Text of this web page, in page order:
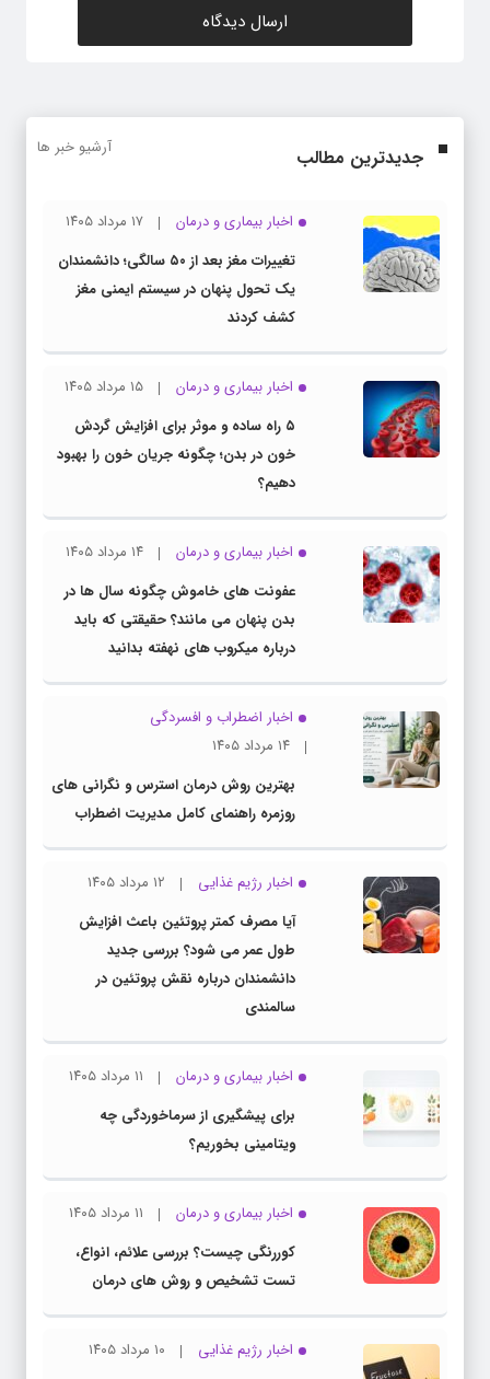
جدیدترین مطالب آرشیو خبر ها
اخبار بیماری و درمان
۱۷ مرداد ۱۴۰۵
تغییرات مغز بعد از ۵۰ سالگی؛ دانشمندان
یک تحول پنهان در سیستم ایمنی مغز
کشف کردند
اخبار بیماری و درمان
۱۵ مرداد ۱۴۰۵
۵ راه ساده و موثر برای افزایش گردش
خون در بدن؛ چگونه جریان خون را بهبود
دهیم؟
اخبار بیماری و درمان
۱۴ مرداد ۱۴۰۵
عفونت های خاموش چگونه سال ها در
بدن پنهان می مانند؟ حقیقتی که باید
درباره میکروب های نهفته بدانید
اخبار اضطراب و افسردگی
۱۴ مرداد ۱۴۰۵
بهترین روش درمان استرس و نگرانی های
روزمره راهنمای کامل مدیریت اضطراب
اخبار رژیم غذایی
۱۲ مرداد ۱۴۰۵
آیا مصرف کمتر پروتئین باعث افزایش
طول عمر می شود؟ بررسی جدید
دانشمندان درباره نقش پروتئین در
سالمندی
اخبار بیماری و درمان
۱۱ مرداد ۱۴۰۵
برای پیشگیری از سرماخوردگی چه
ویتامینی بخوریم؟
اخبار بیماری و درمان
۱۱ مرداد ۱۴۰۵
کوررنگی چیست؟ بررسی علائم، انواع،
تست تشخیص و روش های درمان
اخبار رژیم غذایی
۱۰ مرداد ۱۴۰۵